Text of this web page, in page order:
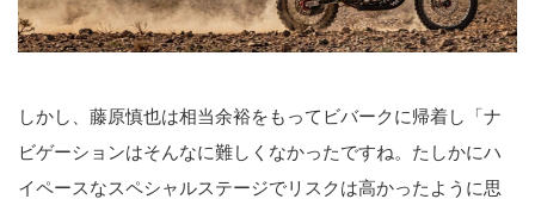
しかし、藤原慎也は相当余裕をもってビバークに帰着し「ナ
ビゲーションはそんなに難しくなかったですね。たしかにハ
イペースなスペシャルステージでリスクは高かったように思